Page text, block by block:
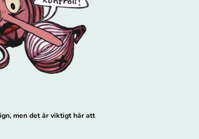
men det är viktigt här att